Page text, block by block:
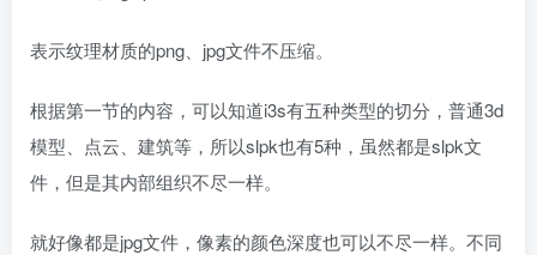
表示纹理材质的png、jpg文件不压缩。
根据第一节的内容，可以知道i3s有五种类型的切分，普通3d
模型、点云、建筑等，所以slpk也有5种，虽然都是slpk文
件，但是其内部组织不尽一样。
就好像都是jpg文件，像素的颜色深度也可以不尽一样。不同